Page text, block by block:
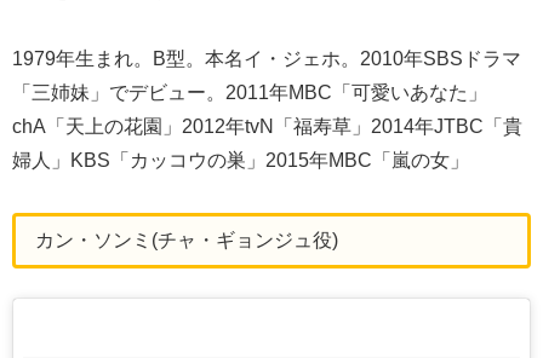
1979年生まれ。B型。本名イ・ジェホ。2010年SBSドラマ
「三姉妹」でデビュー。2011年MBC「可愛いあなた」
chA「天上の花園」2012年tvN「福寿草」2014年JTBC「貴
婦人」KBS「カッコウの巣」2015年MBC「嵐の女」
カン・ソンミ(チャ・ギョンジュ役)